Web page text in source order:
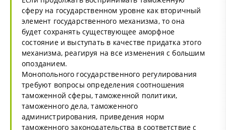
сферу на государственном уровне как вторичный
элемент государственного механизма, то она
будет сохранять существующее аморфное
состояние и выступать в качестве придатка этого
механизма, реагируя на все изменения с большим
опозданием.
Монопольного государственного регулирования
требуют вопросы определения соотношения
таможенной сферы, таможенной политики,
таможенного дела, таможенного
администрирования, приведения норм
таможенного законодательства в соответствие с